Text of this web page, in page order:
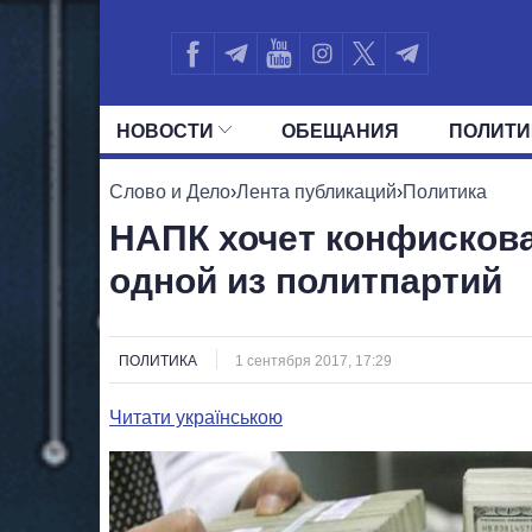
НОВОСТИ ОБЕЩАНИЯ
ВСЕ ПОЛИТИКИ ПРЕЗИДЕНТ И
Слово и Дело›Лента публикаций›Политика
НАПК хочет
одной из политпартий
ПОЛИТИКА 1 сентября 2017, 17:29
Читати українською